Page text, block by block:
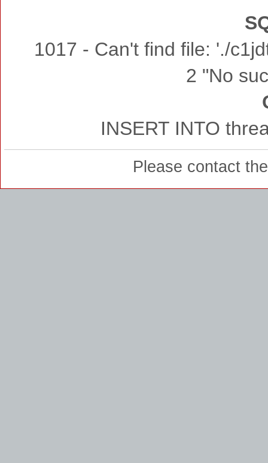
1017 - Can't find file: './
2 "No
INSERT INTO
Please contact